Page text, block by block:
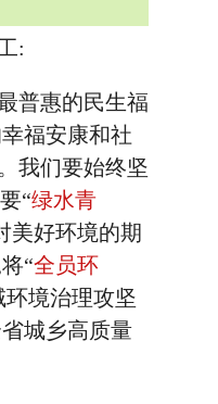
:
惠的民生福
福安康和社
我们要始终坚
“绿水青
美好环境的期
“全员环
境治理攻坚
城乡高质量